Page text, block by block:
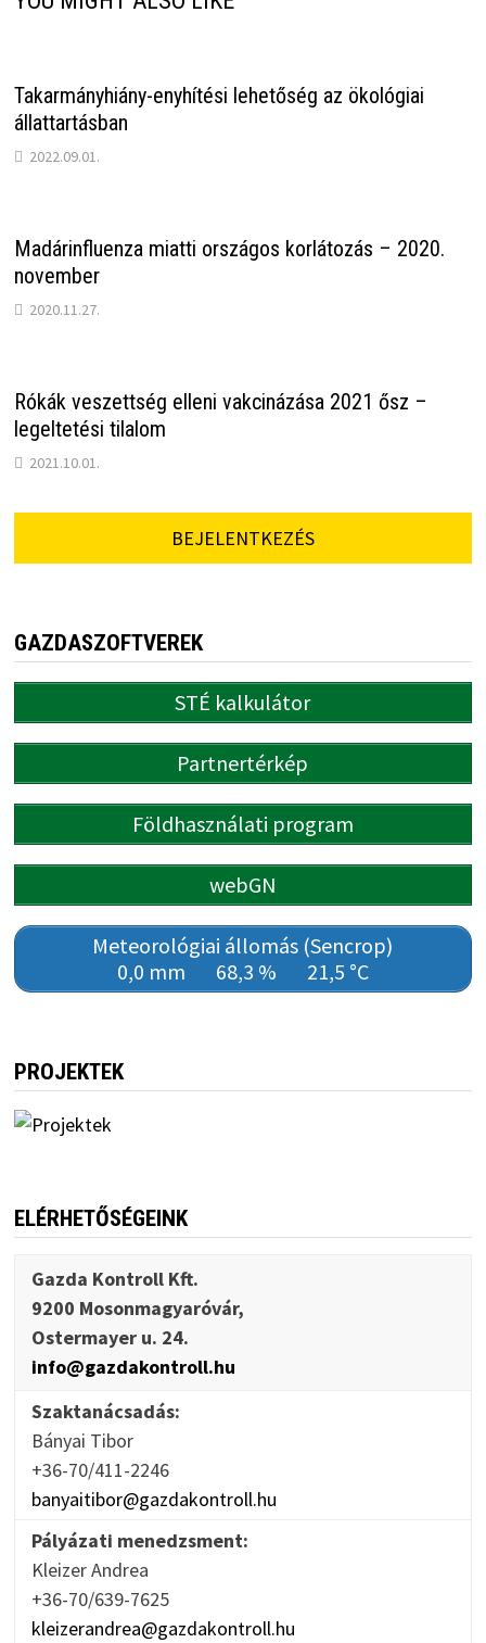
Takarmányhiány-enyhítési lehetőség az ökológiai
állattartásban
2022.09.01.
Madárinfluenza miatti országos korlátozás – 2020.
november
2020.11.27.
Rókák veszettség elleni vakcinázása 2021 ősz –
legeltetési tilalom
2021.10.01.
BEJELENTKEZÉS
GAZDASZOFTVEREK
STÉ kalkulátor
Partnertérkép
Földhasználati program
webGN
Meteorológiai állomás (Sencrop)
0,0 mm
68,3 % 21,5 °C
PROJEKTEK
ELÉRHETŐSÉGEINK
Gazda Kontroll Kft.
9200 Mosonmagyaróvár,
Ostermayer u. 24.
info@gazdakontroll.hu
Szaktanácsadás:
Bányai Tibor
+36-70/411-2246
banyaitibor@gazdakontroll.hu
Pályázati menedzsment:
Kleizer Andrea
+36-70/639-7625
kleizerandrea@gazdakontroll.hu